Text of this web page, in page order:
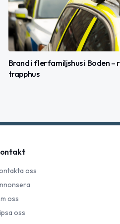
Brand i flerfamiljshus i Boden –
trapphus
oss
oss
oss